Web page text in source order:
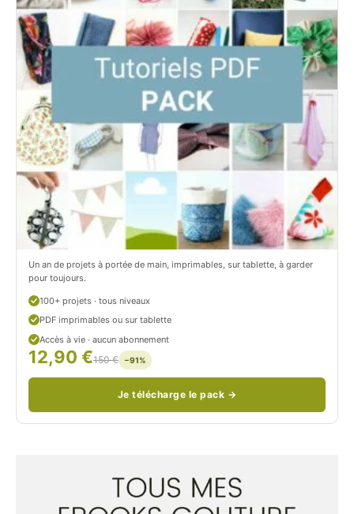
i
t
C
t
r
o
n
/
t
i
i
t
r
o
n
u
/
Un an de projets à portée de main, imprimables, sur tablette, à garder
pour toujours.
100+ projets · tous niveaux
PDF imprimables ou sur tablette
Accès à vie · aucun abonnement
12,90 €150 € −91%
Je télécharge le pack →